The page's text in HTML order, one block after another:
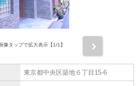
像タップで拡大表示【1/1】
東京都中央区築地６丁目15-6